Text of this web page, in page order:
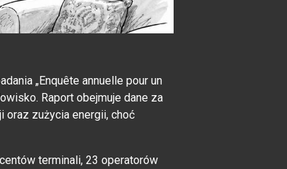
„Enquête annuelle pour un
Raport obejmuje dane za
oraz zużycia energii, choć
terminali, 23 operatorów